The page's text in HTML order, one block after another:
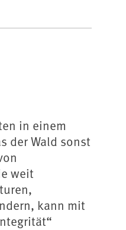
in einem
der Wald sonst
weit
kann mit